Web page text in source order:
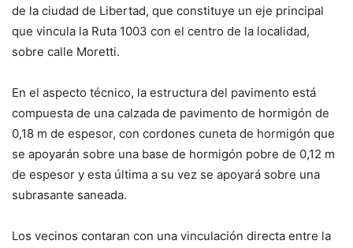
de la ciudad de Libertad, que constituye un eje principal
que vincula la Ruta 1003 con el centro de la localidad,
sobre calle Moretti.
En el aspecto técnico, la estructura del pavimento está
compuesta de una calzada de pavimento de hormigón de
0,18 m de espesor, con cordones cuneta de hormigón que
se apoyarán sobre una base de hormigón pobre de 0,12 m
de espesor y esta última a su vez se apoyará sobre una
subrasante saneada.
Los vecinos contaran con una vinculación directa entre la